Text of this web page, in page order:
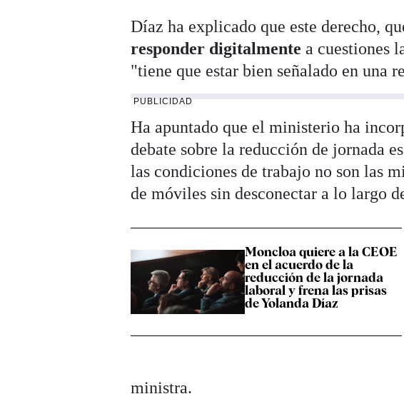
Díaz ha explicado que este derecho,
responder digitalmente a cuestiones
"tiene que estar bien señalado en una
PUBLICIDAD
Ha apuntado que el ministerio ha
debate sobre la reducción de jornada
las condiciones de trabajo no son las
de móviles sin desconectar a lo largo
Moncloa quiere a la CEOE
en el acuerdo de la
reducción de la jornada
laboral y frena las prisas
de Yolanda Díaz
ministra.